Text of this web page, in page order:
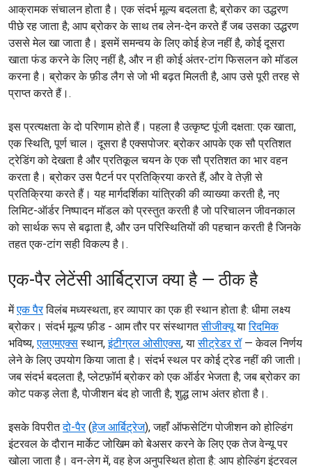
आक्रामक संचालन होता है। एक संदर्भ मूल्य बदलता है; ब्रोकर का उद्धरण
पीछे रह जाता है; आप ब्रोकर के साथ तब लेन-देन करते हैं जब उसका उद्धरण
उससे मेल खा जाता है। इसमें समन्वय के लिए कोई हेज नहीं है, कोई दूसरा
खाता फंड करने के लिए नहीं है, और न ही कोई अंतर-टांग फिसलन को मॉडल
करना है। ब्रोकर के फ़ीड लैग से जो भी बढ़त मिलती है, आप उसे पूरी तरह से
प्राप्त करते हैं।.
इस प्रत्यक्षता के दो परिणाम होते हैं। पहला है उत्कृष्ट पूंजी दक्षता: एक खाता,
एक स्थिति, पूर्ण चाल। दूसरा है एक्सपोजर: ब्रोकर आपके एक सौ प्रतिशत
ट्रेडिंग को देखता है और प्रतिकूल चयन के एक सौ प्रतिशत का भार वहन
करता है। ब्रोकर उस पैटर्न पर प्रतिक्रिया करते हैं, और वे तेज़ी से
प्रतिक्रिया करते हैं। यह मार्गदर्शिका यांत्रिकी की व्याख्या करती है, नए
लिमिट-ऑर्डर निष्पादन मॉडल को प्रस्तुत करती है जो परिचालन जीवनकाल
को सार्थक रूप से बढ़ाता है, और उन परिस्थितियों की पहचान करती है जिनके
तहत एक-टांग सही विकल्प है।.
एक-पैर लेटेंसी आर्बिट्राज क्या है — ठीक है
मेंएक पैरविलंब मध्यस्थता, हर व्यापार का एक ही स्थान होता है: धीमा लक्ष्य
ब्रोकर। संदर्भ मूल्य फ़ीड - आम तौर पर संस्थागतसीजीक्यूयारिदमिक
भविष्य,एलएमएक्सस्थान,इंटीग्रल ओसीएक्स, यासीट्रेडर रॉ— केवल निर्णय
लेने के लिए उपयोग किया जाता है। संदर्भ स्थल पर कोई ट्रेड नहीं की जाती।
जब संदर्भ बदलता है, प्लेटफ़ॉर्म ब्रोकर को एक ऑर्डर भेजता है; जब ब्रोकर का
कोट पकड़ लेता है, पोजीशन बंद हो जाती है; शुद्ध लाभ अंतर होता है।.
इसके विपरीतदो-पैर(हेज आर्बिट्रेज), जहाँ ऑफसेटिंग पोजीशन को होल्डिंग
इंटरवल के दौरान मार्केट जोखिम को बेअसर करने के लिए एक तेज वेन्यू पर
खोला जाता है। वन-लेग में, वह हेज अनुपस्थित होता है: आप होल्डिंग इंटरवल